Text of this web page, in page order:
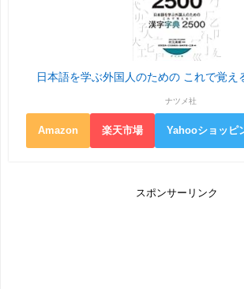
日本語を学ぶ外国人のための これで覚え
ナツメ社
Amazon 楽天市場 Yahooショッピ
スポンサーリンク